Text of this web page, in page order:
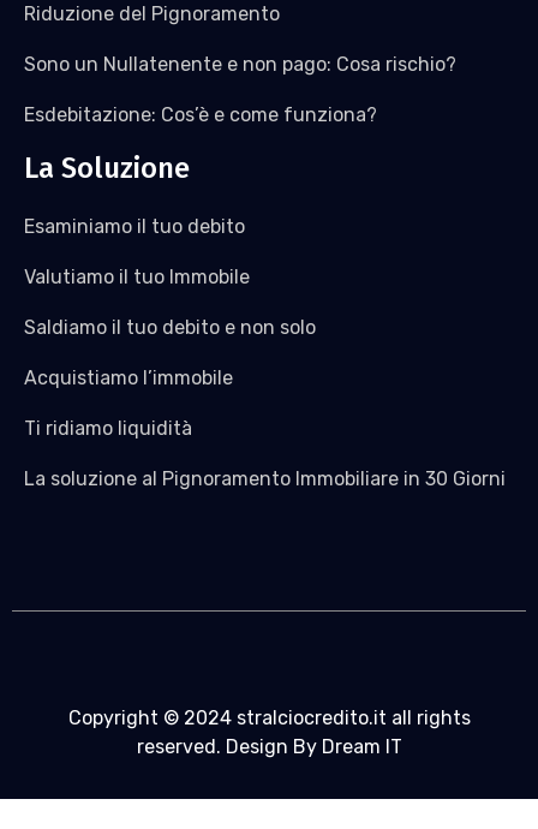
Riduzione del Pignoramento
Sono un Nullatenente e non pago: Cosa rischio?
Esdebitazione: Cos’è e come funziona?
La Soluzione
Esaminiamo il tuo debito
Valutiamo il tuo Immobile
Saldiamo il tuo debito e non solo
Acquistiamo l’immobile
Ti ridiamo liquidità
La soluzione al Pignoramento Immobiliare in 30 Giorni
Copyright © 2024 stralciocredito.it all rights
reserved. Design By Dream IT